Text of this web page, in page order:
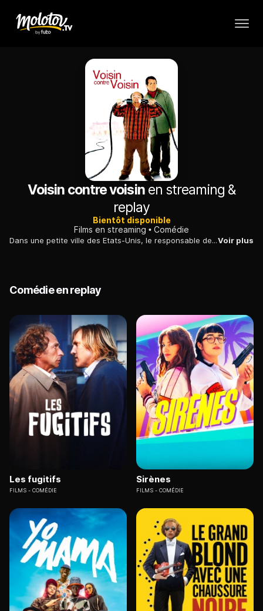
Voisin contre voisinen streaming &
replay
Bientôt disponible
Films en streaming
Comédie
Dans une petite ville des Etats-Unis, le responsable des défilés de Noël comprend très rapidement que, cette année, rien ne se passera comme prévu...Voir plus
Comédie en replay
Les fugitifs
FILMS COMÉDIE
Sirènes
FILMS COMÉDIE